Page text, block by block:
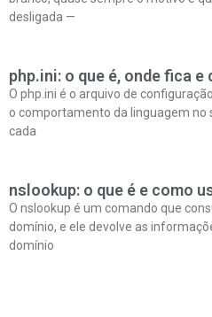
desligada —
php.ini: o que é, onde fica
O php.ini é o arquivo de
o comportamento da linguagem no
cada
nslookup: o que é e como
O nslookup é um comando que
domínio, e ele devolve as
domínio